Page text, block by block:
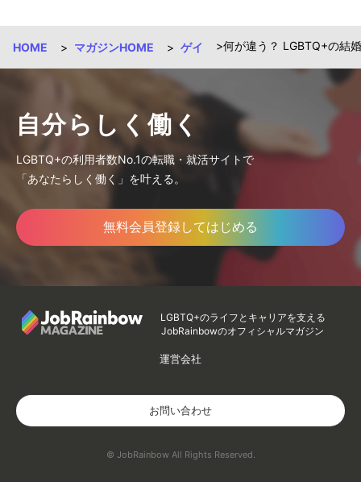
HOME マガジンHOME ゲイ 何が違う？ LGBTQ+の結
自分らしく働く
LGBTQ+の利用者数No.1の転職・就活サイトで
「あなたらしく働く」を叶える。
無料会員登録してはじめる
LGBTQ+のライフとキャリアを支える
JobRainbowのオフィシャルマガジン
運営会社
お問い合わせ
© JobRainbow All Rights Reserved.